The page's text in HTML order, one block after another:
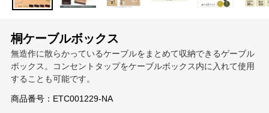
ゲ
カ
グ
桐ケーブルボックス
無造作に散らかっているケーブルをまとめて収納できるゲーブル
ボックス。コンセントタップをケーブルボックス内に入れて使用
することも可能です。
商品番号： ETC001229-NA